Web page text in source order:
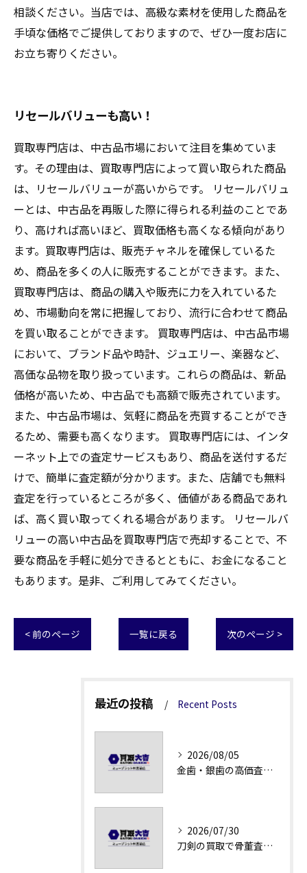
相談ください。当店では、高級な素材を使用した商品を
手頃な価格でご提供しておりますので、ぜひ一度お店に
お立ち寄りください。
リセールバリューも高い！
買取専門店は、中古品市場において注目を集めていま
す。その理由は、買取専門店によって買い取られた商品
は、リセールバリューが高いからです。 リセールバリュ
ーとは、中古品を再販した際に得られる利益のことであ
り、高ければ高いほど、買取価格も高くなる傾向があり
ます。買取専門店は、販売チャネルを確保しているた
め、商品を多くの人に販売することができます。また、
買取専門店は、商品の購入や販売に力を入れているた
め、市場動向を常に把握しており、流行に合わせて商品
を買い取ることができます。 買取専門店は、中古品市場
において、ブランド品や時計、ジュエリー、楽器など、
高価な品物を取り扱っています。これらの商品は、新品
価格が高いため、中古品でも高額で販売されています。
また、中古品市場は、気軽に商品を売買することができ
るため、需要も高くなります。 買取専門店には、インタ
ーネット上での査定サービスもあり、商品を送付するだ
けで、簡単に査定額が分かります。また、店舗でも無料
査定を行っているところが多く、価値がある商品であれ
ば、高く買い取ってくれる場合があります。 リセールバ
リューの高い中古品を買取専門店で売却することで、不
要な商品を手軽に処分できるとともに、お金になること
もあります。是非、ご利用してみてください。
< 前のページ 一覧に戻る 次のページ >
最近の投稿 Recent Posts
2026/08/05
金歯・銀歯の高価査定法徹底解説
2026/07/30
刀剣の買取で骨董査定の注意点